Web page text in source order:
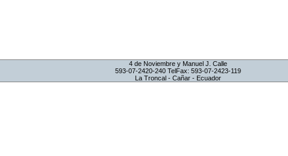
4 de Noviembre y Manuel J. Calle
593-07-2420-240 TelFax: 593-07-2423-119
La Troncal - Cañar - Ecuador